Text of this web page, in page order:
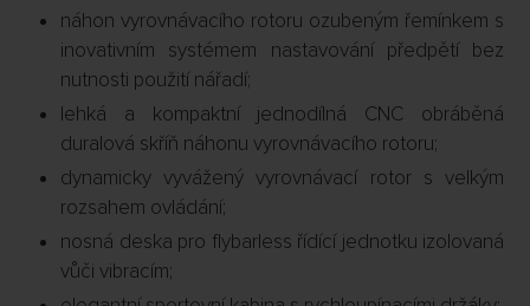
náhon vyrovnávacího rotoru ozubeným řemínkem s
inovativním systémem nastavování předpětí bez
nutnosti použití nářadí;
lehká a kompaktní jednodílná CNC obráběná
duralová skříň náhonu vyrovnávacího rotoru;
dynamicky vyvážený vyrovnávací rotor s velkým
rozsahem ovládání;
nosná deska pro flybarless řídící jednotku izolovaná
vůči vibracím;